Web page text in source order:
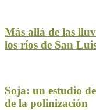
Más allá de las
los ríos de San
Soja: un estudio
de la polinización